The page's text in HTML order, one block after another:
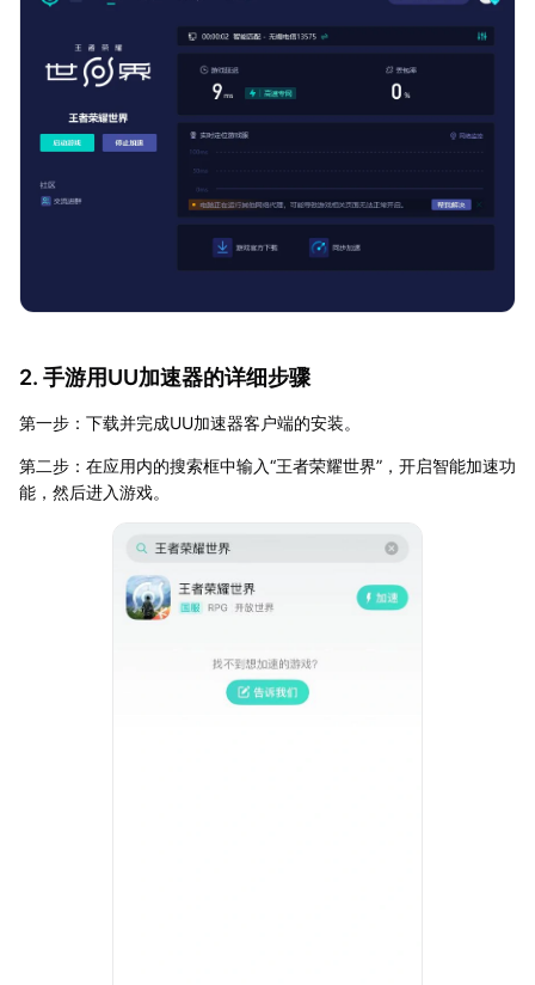
2. 手游用UU加速器的详细步骤
第一步：下载并完成UU加速器客户端的安装。
第二步：在应用内的搜索框中输入“王者荣耀世界”，开启智能加速功
能，然后进入游戏。